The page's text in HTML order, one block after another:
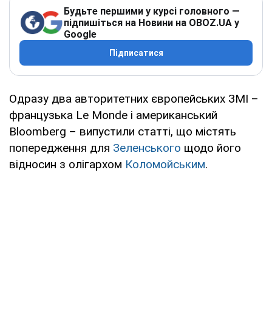
Будьте першими у курсі головного —
підпишіться на Новини на OBOZ.UA у
Google
Підписатися
Одразу два авторитетних європейських ЗМІ –
французька Le Monde і американський
Bloomberg – випустили статті, що містять
попередження для Зеленського щодо його
відносин з олігархом Коломойським.